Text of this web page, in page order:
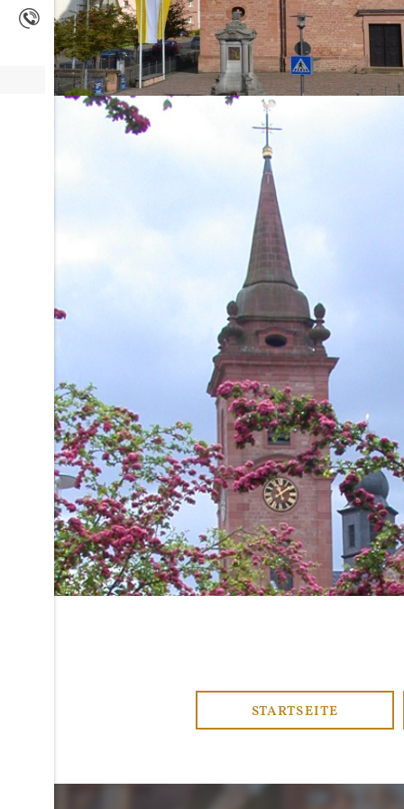
Kassel -
17. März 2024
Kassel - Fastengehen
STARTSEITE